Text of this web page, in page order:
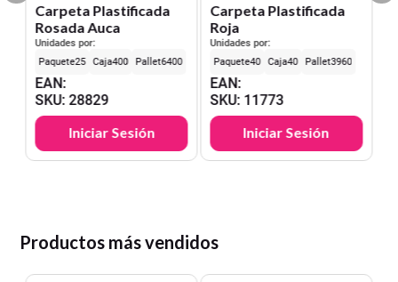
Carpeta Plastificada
Rosada Auca
Unidades por:
25
400 6400
EAN:
SKU:28829
Iniciar Sesión
Carpeta Plastificada
Roja
Unidades por:
40
40 3960
EAN:
SKU: 11773
Iniciar Sesión
Productos más vendidos